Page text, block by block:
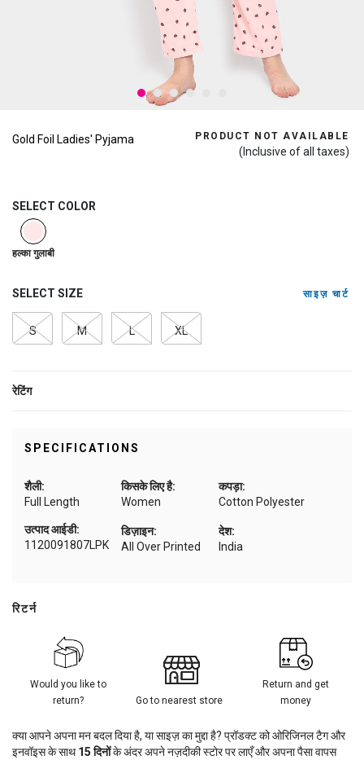
Gold Foil Ladies' Pyjama PRODUCT NOT AVAILABLE
(Inclusive of all taxes)
SELECT COLOR
selected
हल्का गुलाबी
SELECT SIZE साइज़ चार्ट
S M L XL
रेटिंग
SPECIFICATIONS
शैली:
Full Length
किसके लिए है:
Women
कपड़ा:
Cotton Polyester
डिज़ाइन:
All Over Printed
देश:
India
उत्पाद आईडी:
1120091807LPK
रिटर्न
Would you like to
return?
Go to nearest store
Return and get
money
क्या आपने अपना मन बदल दिया है, या साइज़ का मुद्दा है? प्रॉडक्ट को ओरिजिनल टैग और
इनवॉइस के साथ15 दिनोंके अंदर अपने नज़दीकी स्टोर पर लाएँ और अपना पैसा वापस